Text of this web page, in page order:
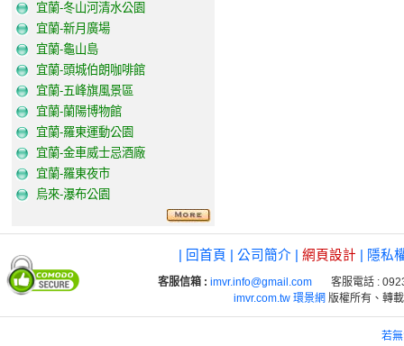
宜蘭-冬山河清水公園
宜蘭-新月廣場
宜蘭-龜山島
宜蘭-頭城伯朗咖啡館
宜蘭-五峰旗風景區
宜蘭-蘭陽博物館
宜蘭-羅東運動公園
宜蘭-金車威士忌酒廠
宜蘭-羅東夜市
烏來-瀑布公園